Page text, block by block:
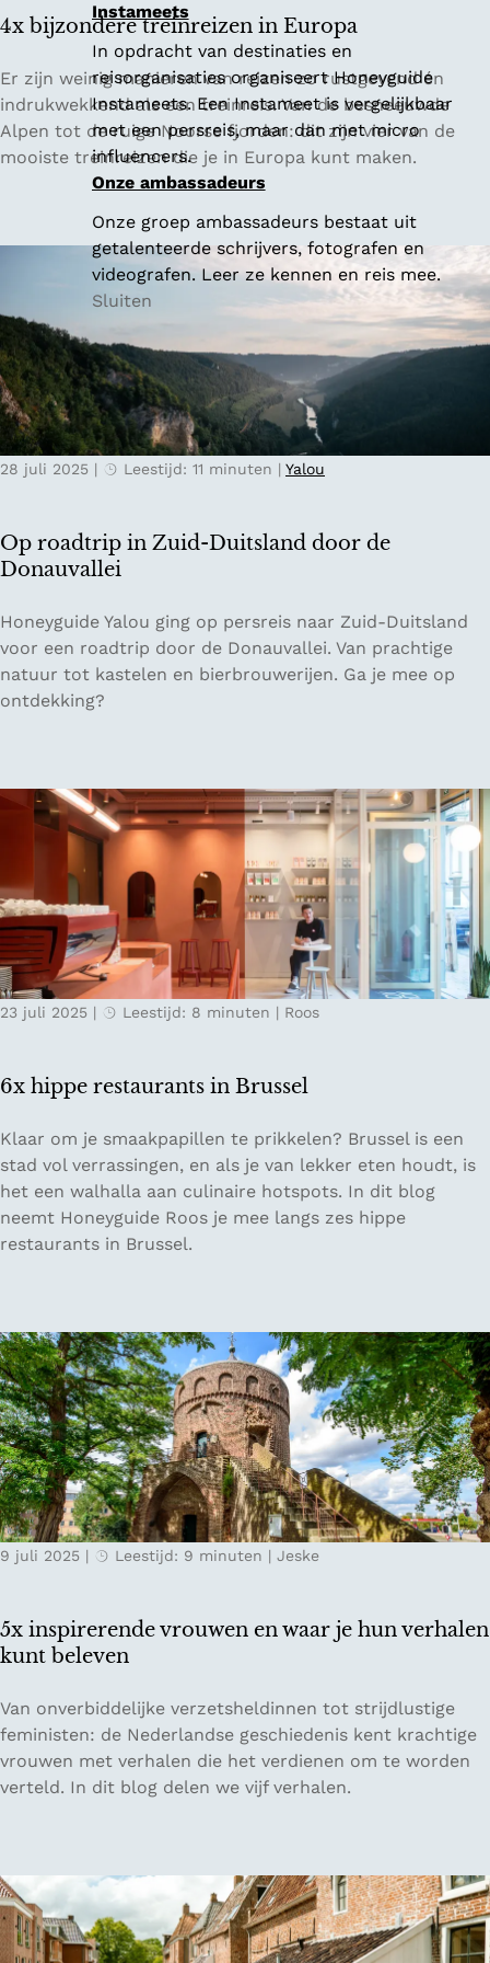
Instameets
In opdracht van destinaties en
reisorganisaties organiseert Honeyguide
Instameets. Een Instameet is vergelijkbaar
met een persreis, maar dan met micro
influencers.
Onze ambassadeurs
Onze groep ambassadeurs bestaat uit
getalenteerde schrijvers, fotografen en
videografen. Leer ze kennen en reis mee.
Sluiten
n
e
n
t
4x bijzondere treinreizen in Europa
4
x
b
i
e
r
e
t
r
i
e
i
e
n
i
n
r
Er zijn weinig manieren van reizen zo rustgevend én
indrukwekkend als een treinreis. Van de besneeuwde
Alpen tot de ruige Noorse fjorden: dit zijn vier van de
mooiste treinreizen die je in Europa kunt maken.
Op roadtrip in Zuid-Duitsland door de
Donauvallei
28 juli 2025 | Leestijd: 11 minuten | Yalou
O
p
r
o
r
i
n
Z
u
i
d
u
t
s
l
a
n
o
o
r
d
e
D
o
n
a
u
a
l
e
i
Honeyguide Yalou ging op persreis naar Zuid-Duitsland
voor een roadtrip door de Donauvallei. Van prachtige
natuur tot kastelen en bierbrouwerijen. Ga je mee op
ontdekking?
6x hippe restaurants in Brussel
23 juli 2025 | Leestijd: 8 minuten | Roos
6
x
h
i
p
e
s
t
a
u
r
a
n
t
n
B
u
s
s
e
Klaar om je smaakpapillen te prikkelen? Brussel is een
stad vol verrassingen, en als je van lekker eten houdt, is
het een walhalla aan culinaire hotspots. In dit blog
neemt Honeyguide Roos je mee langs zes hippe
restaurants in Brussel.
5x inspirerende vrouwen en waar je hun verhalen
kunt beleven
9 juli 2025 | Leestijd: 9 minuten | Jeske
5
x
i
n
r
e
r
Van onverbiddelijke verzetsheldinnen tot strijdlustige
feministen: de Nederlandse geschiedenis kent krachtige
vrouwen met verhalen die het verdienen om te worden
verteld. In dit blog delen we vijf verhalen.